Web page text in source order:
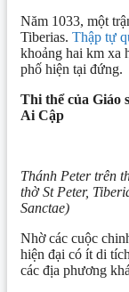
Năm 1033, một
Tiberias. Thập tự
khoảng hai km xa
phố hiện tại đứng.
Thi thể của Giáo
Ai Cập
Thánh Peter trên
thờ St Peter,
Sanctae)
Nhờ các cuộc
hiện đại có ít di
các địa phương